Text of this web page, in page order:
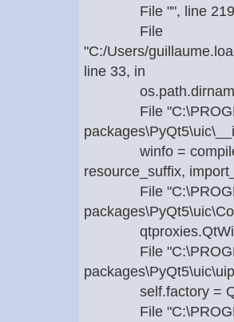
File "", line 219, in
File
"C:/Users/
line 33, in
File
winfo =
resource_suffix,
File
File
self.factory =
File